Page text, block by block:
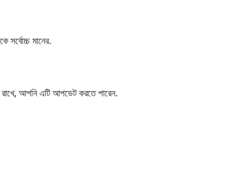
সর্বোচ্চ মানের.
রাখে, আপনি এটি আপডেট করতে পারেন.